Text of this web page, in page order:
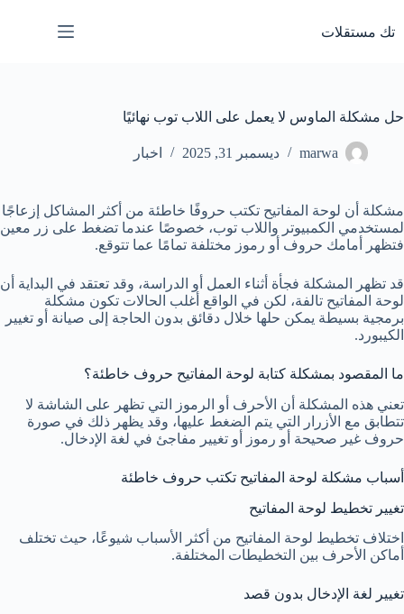
إلى
المحتوى
تك مستقلات
حل مشكلة الماوس لا يعمل على اللاب توب نهائيًا
marwa ديسمبر 31, 2025 اخبار
مشكلة أن لوحة المفاتيح تكتب حروفًا خاطئة من أكثر المشاكل إزعاجًا
لمستخدمي الكمبيوتر واللاب توب، خصوصًا عندما تضغط على زر معين
فتظهر أمامك حروف أو رموز مختلفة تمامًا عما تتوقع.
قد تظهر المشكلة فجأة أثناء العمل أو الدراسة، وقد تعتقد في البداية أن
لوحة المفاتيح تالفة، لكن في الواقع أغلب الحالات تكون مشكلة
برمجية بسيطة يمكن حلها خلال دقائق بدون الحاجة إلى صيانة أو تغيير
الكيبورد.
ما المقصود بمشكلة كتابة لوحة المفاتيح حروف خاطئة؟
تعني هذه المشكلة أن الأحرف أو الرموز التي تظهر على الشاشة لا
تتطابق مع الأزرار التي يتم الضغط عليها، وقد يظهر ذلك في صورة
حروف غير صحيحة أو رموز أو تغيير مفاجئ في لغة الإدخال.
أسباب مشكلة لوحة المفاتيح تكتب حروف خاطئة
تغيير تخطيط لوحة المفاتيح
اختلاف تخطيط لوحة المفاتيح من أكثر الأسباب شيوعًا، حيث تختلف
أماكن الأحرف بين التخطيطات المختلفة.
تغيير لغة الإدخال بدون قصد